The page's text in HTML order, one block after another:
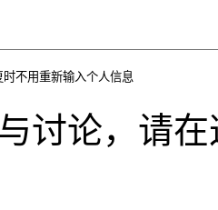
不用重新输入个人信息
讨论，请在